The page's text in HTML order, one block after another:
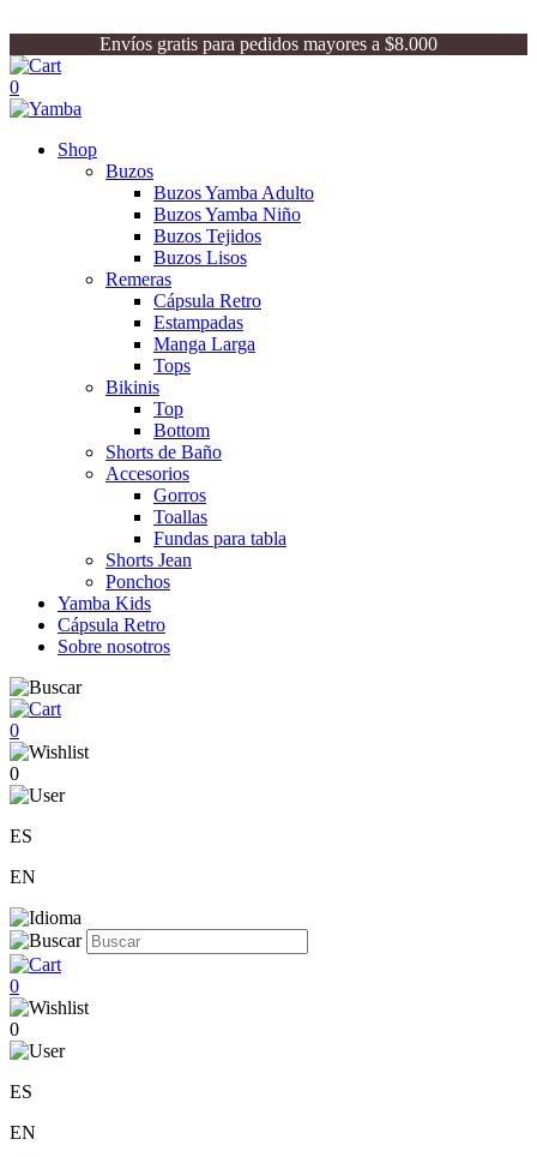
Envíos gratis para pedidos mayores a $8.000
0
Shop
Buzos
Buzos Yamba Adulto
Buzos Yamba Niño
Buzos Tejidos
Buzos Lisos
Remeras
Cápsula Retro
Estampadas
Manga Larga
Tops
Bikinis
Top
Bottom
Shorts de Baño
Accesorios
Gorros
Toallas
Fundas para tabla
Shorts Jean
Ponchos
Yamba Kids
Cápsula Retro
Sobre nosotros
0
0
ES
EN
0
0
ES
EN